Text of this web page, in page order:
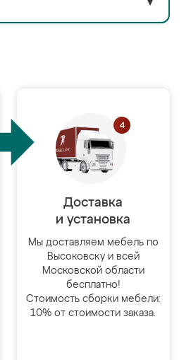
▼
Доставка
и установка
Мы доставляем мебель по
Высоковску и всей
Московской области
бесплатно!
Стоимость сборки мебели:
10% от стоимости заказа.